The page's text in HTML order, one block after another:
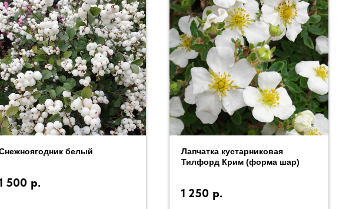
белый
500 р.
Лапчатка кустарниковая
Тилфорд Крим (форма шар)
1 250 р.